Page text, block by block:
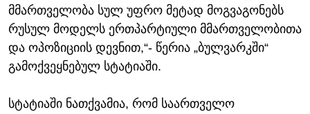
მმართველობა სულ უფრო მეტად მოგვაგონებს
რუსულ მოდელს ერთპარტიული მმართველობითა
და ოპოზიციის დევნით,“- წერია „ბულვარკში“
გამოქვეყნებულ სტატიაში.
სტატიაში ნათქვამია, რომ საართველო